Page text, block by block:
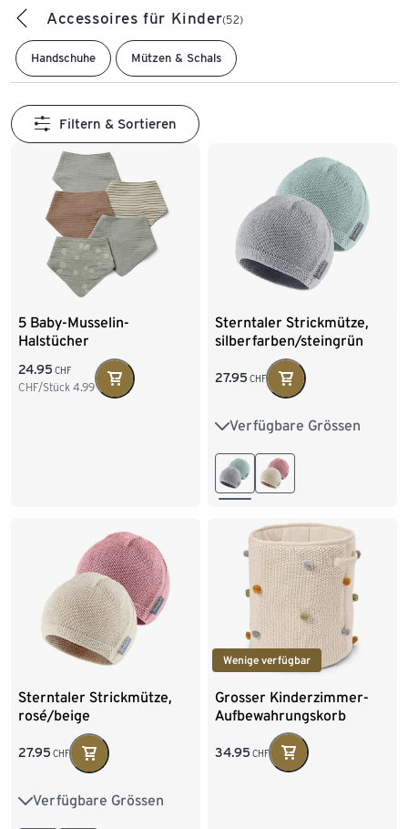
Accessoires für Kinder(52)
Handschuhe Mützen & Schals
Filtern & Sortieren
5 Baby-Musselin-
Halstücher
24.95 CHF
CHF/Stück 4.99
Sterntaler Strickmütze,
silberfarben/steingrün
27.95 CHF
Verfügbare Grössen
35 37 39 41
Sterntaler Strickmütze,
rosé/beige
27.95 CHF
Verfügbare Grössen
35 37 39 41
Wenige verfügbar
Grosser Kinderzimmer-
Aufbewahrungskorb
34.95 CHF